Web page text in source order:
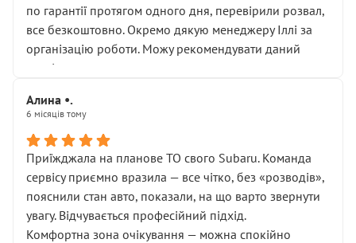
по гарантії протягом одного дня, перевірили розвал,
все безкоштовно. Окремо дякую менеджеру Іллі за
організацію роботи. Можу рекомендувати даний
сервіс.
Алина •.
6 місяців тому
Приїжджала на планове ТО свого Subaru. Команда
сервісу приємно вразила — все чітко, без «розводів»,
пояснили стан авто, показали, на що варто звернути
увагу. Відчувається професійний підхід.
Комфортна зона очікування — можна спокійно